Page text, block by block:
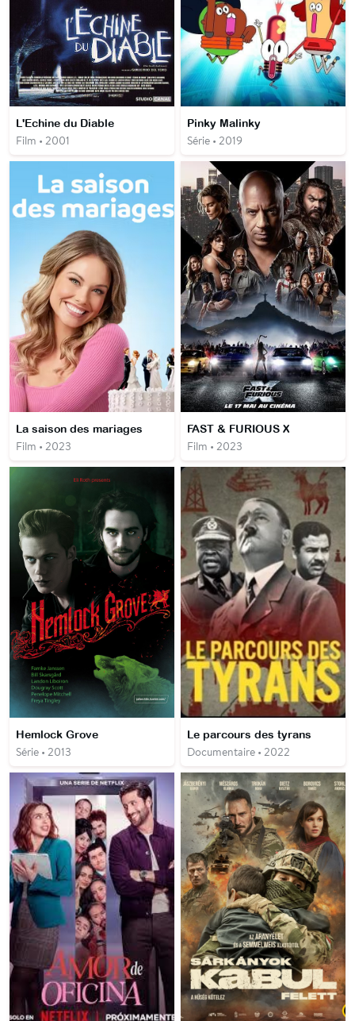
L'Echine du Diable
Film • 2001
Pinky Malinky
Série • 2019
La saison des mariages
Film • 2023
FAST & FURIOUS X
Film • 2023
Hemlock Grove
Série • 2013
Le parcours des tyrans
Documentaire • 2022